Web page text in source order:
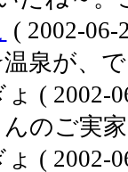
( 2002-06-
泉が、
( 2002-
のご実
( 2002-